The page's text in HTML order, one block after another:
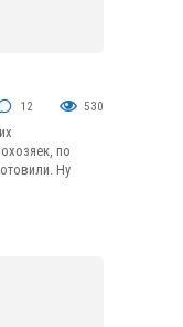
12 530
по
Ну